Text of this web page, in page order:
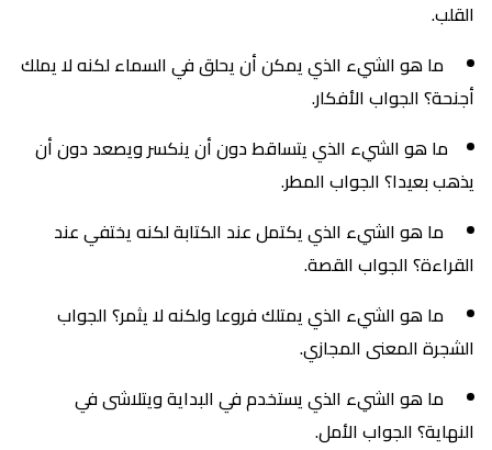
القلب.
ما هو الشيء الذي يمكن أن يحلق في السماء لكنه لا يملك
أجنحة؟ الجواب الأفكار.
ما هو الشيء الذي يتساقط دون أن ينكسر ويصعد دون أن
يذهب بعيدا؟ الجواب المطر.
ما هو الشيء الذي يكتمل عند الكتابة لكنه يختفي عند
القراءة؟ الجواب القصة.
ما هو الشيء الذي يمتلك فروعا ولكنه لا يثمر؟ الجواب
الشجرة المعنى المجازي.
ما هو الشيء الذي يستخدم في البداية ويتلاشى في
النهاية؟ الجواب الأمل.